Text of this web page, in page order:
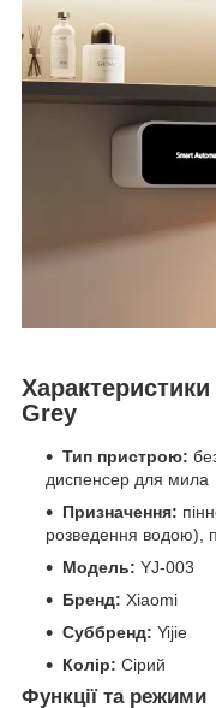
Grey
Тип пристрою:
диспенсер для мила
Призначення:
розведення водою),
Модель: YJ-003
Бренд: Xiaomi
Суббренд: Yijie
Колір: Сірий
Функції та режими